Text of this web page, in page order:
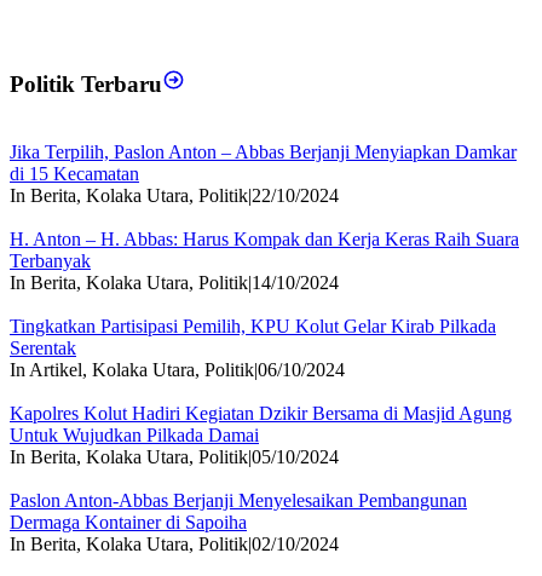
Politik Terbaru
Jika Terpilih, Paslon Anton – Abbas Berjanji Menyiapkan Damkar
di 15 Kecamatan
In Berita, Kolaka Utara, Politik|22/10/2024
H. Anton – H. Abbas: Harus Kompak dan Kerja Keras Raih Suara
Terbanyak
In Berita, Kolaka Utara, Politik|14/10/2024
Tingkatkan Partisipasi Pemilih, KPU Kolut Gelar Kirab Pilkada
Serentak
In Artikel, Kolaka Utara, Politik|06/10/2024
Kapolres Kolut Hadiri Kegiatan Dzikir Bersama di Masjid Agung
Untuk Wujudkan Pilkada Damai
In Berita, Kolaka Utara, Politik|05/10/2024
Paslon Anton-Abbas Berjanji Menyelesaikan Pembangunan
Dermaga Kontainer di Sapoiha
In Berita, Kolaka Utara, Politik|02/10/2024